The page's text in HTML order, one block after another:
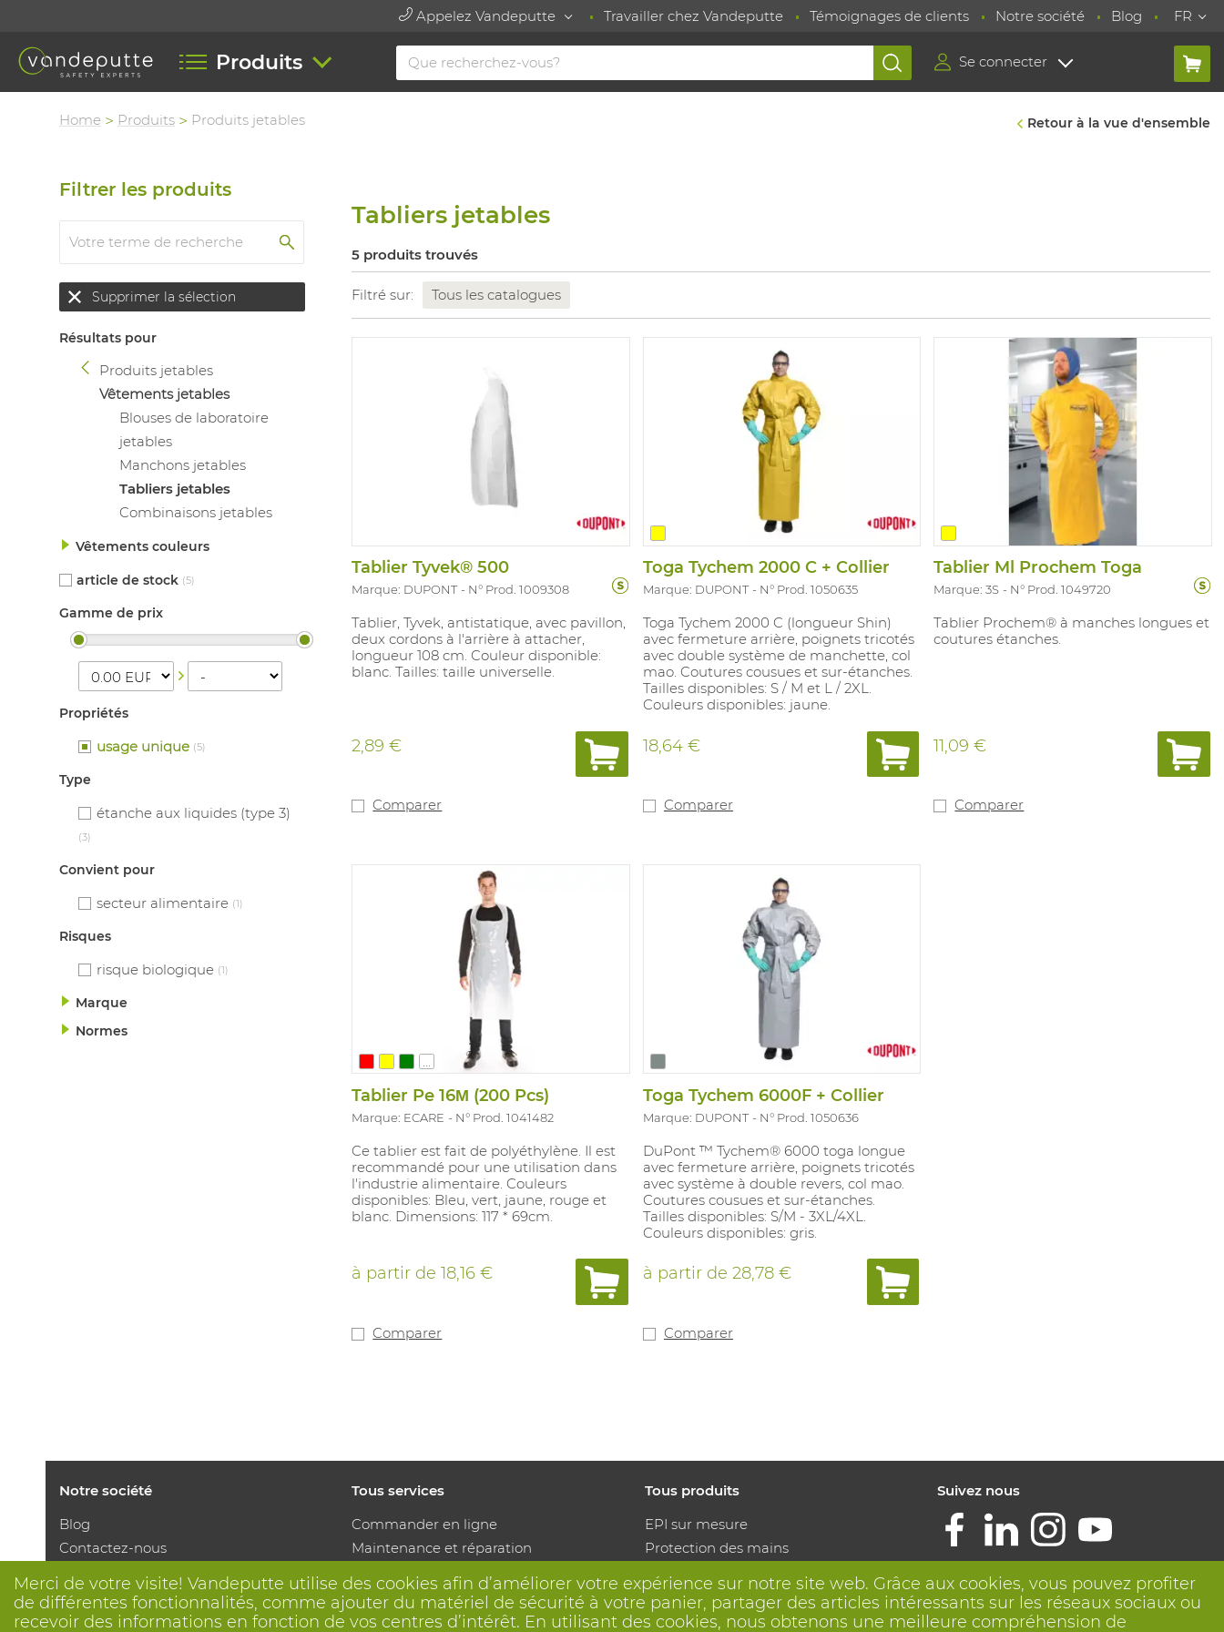
Appelez Vandeputte Travailler chez Vandeputte Témoignages de clients Notre société Blog FR
Produits Se connecter
Home Produits Produits jetables Retour à la vue d'ensemble
Filtrer les produits
Supprimer la sélection
Résultats pour
Produits jetables
Vêtements jetables
Blouses de laboratoire
jetables
Manchons jetables
Tabliers jetables
Combinaisons jetables
Vêtements couleurs
article de stock (5)
Gamme de prix
Propriétés
usage unique (5)
Type
étanche aux liquides (type 3)
(3)
Convient pour
secteur alimentaire (1)
Risques
risque biologique (1)
Marque
Normes
Tabliers jetables
5 produits trouvés
Filtré sur: Tous les catalogues
Tablier Tyvek® 500
Marque: DUPONT N° Prod. 1009308
Tablier, Tyvek, antistatique, avec pavillon,
deux cordons à l'arrière à attacher,
longueur 108 cm. Couleur disponible:
blanc. Tailles: taille universelle.
2,89 €
Comparer
Toga Tychem 2000 C + Collier
Marque: DUPONT N° Prod. 1050635
Toga Tychem 2000 C (longueur Shin)
avec fermeture arrière, poignets tricotés
avec double système de manchette, col
mao. Coutures cousues et sur-étanches.
Tailles disponibles: S / M et L / 2XL.
Couleurs disponibles: jaune.
18,64 €
Comparer
Tablier Ml Prochem Toga
Marque: 3S N° Prod. 1049720
Tablier Prochem® à manches longues et
coutures étanches.
11,09 €
Comparer
Tablier Pe 16Μ (200 Pcs)
Marque: ECARE N° Prod. 1041482
Ce tablier est fait de polyéthylène. Il est
recommandé pour une utilisation dans
l'industrie alimentaire. Couleurs
disponibles: Bleu, vert, jaune, rouge et
blanc. Dimensions: 117 * 69cm.
à partir de 18,16 €
Comparer
Toga Tychem 6000F + Collier
Marque: DUPONT N° Prod. 1050636
DuPont ™ Tychem® 6000 toga longue
avec fermeture arrière, poignets tricotés
avec système à double revers, col mao.
Coutures cousues et sur-étanches.
Tailles disponibles: S/M - 3XL/4XL.
Couleurs disponibles: gris.
à partir de 28,78 €
Comparer
Merci de votre visite! Vandeputte utilise des cookies afin d’améliorer votre expérience sur notre site web. Grâce aux cookies, vous pouvez profiter
de différentes fonctionnalités, comme ajouter du matériel de sécurité à votre panier, partager des articles intéressants sur les réseaux sociaux ou
recevoir des informations en fonction de vos centres d’intérêt. En utilisant des cookies, nous obtenons une meilleure compréhension de
Notre société
Blog
Contactez-nous
Responsabilité sociale
Travailler chez Vandeputte
Tous services
Commander en ligne
Maintenance et réparation
Marquage
Distributeurs automatiques
Tous produits
EPI sur mesure
Protection des mains
Vêtements de protection
Suivez nous